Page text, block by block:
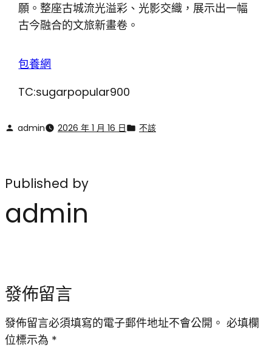
願。整座古城流光溢彩、光影交織，展示出一幅
古今融合的文旅新畫卷。
包養網
TC:sugarpopular900
admin 2026 年 1 月 16 日 不該
Published by
admin
發佈留言
發佈留言必須填寫的電子郵件地址不會公開。 必填欄
位標示為 *